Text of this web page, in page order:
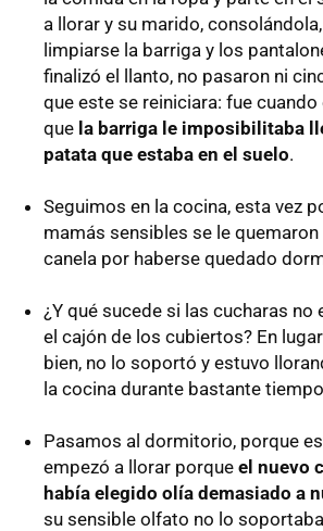
a llorar y su marido,
limpiarse la barriga y los
finalizó el llanto, no pasaron ni
que este se reiniciara: fue
que la barriga le imposibilitaba
patata que estaba en el suelo.
Seguimos en la cocina, esta vez
mamás sensibles se le
canela por haberse quedado
¿Y qué sucede si las cucharas no
el cajón de los cubiertos? En
bien, no lo soportó y estuvo
la cocina durante bastante
Pasamos al dormitorio, porque
empezó a llorar porque el nuevo
había elegido olía demasiado a
su sensible olfato no lo